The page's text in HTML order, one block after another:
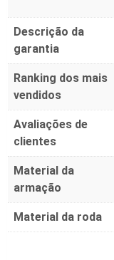
Descrição da
garantia
Ranking dos mais
vendidos
Avaliações de
clientes
Material da
armação
Material da roda